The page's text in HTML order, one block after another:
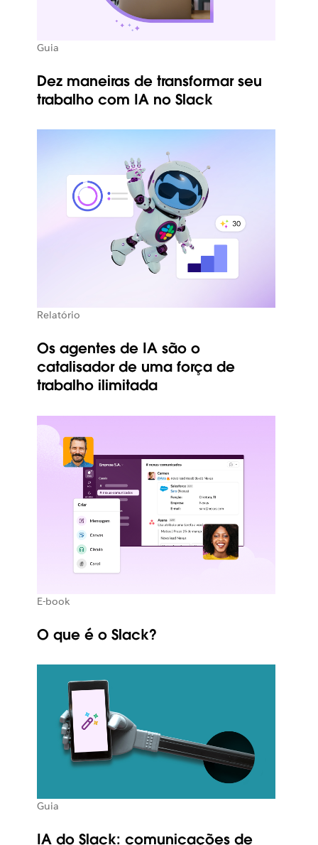
Guia
Dez maneiras de transformar seu
trabalho com IA no Slack
Relatório
Os agentes de IA são o
catalisador de uma força de
trabalho ilimitada
E-book
O que é o Slack?
Guia
IA do Slack: comunicações de